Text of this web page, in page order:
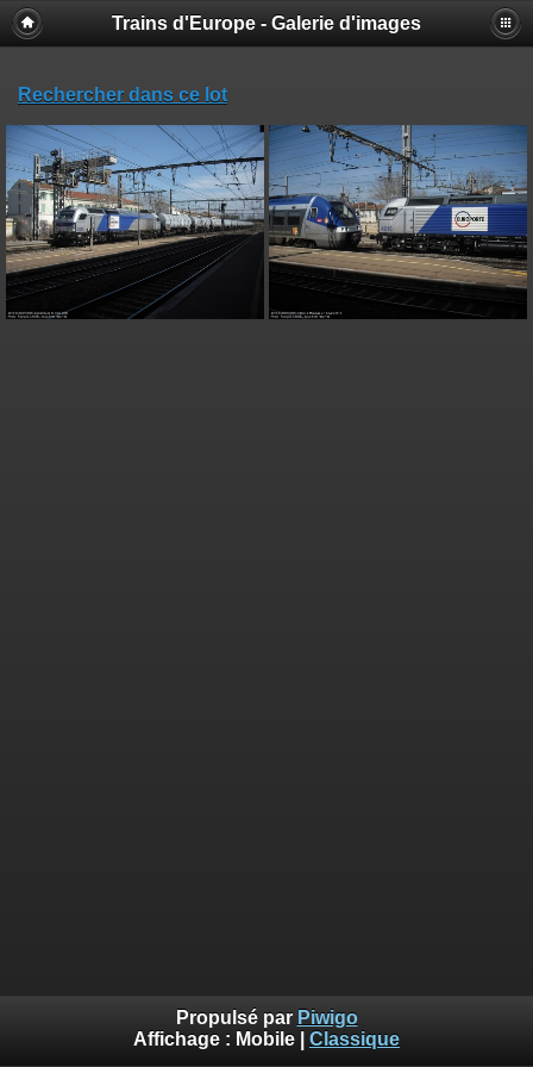
Trains d'Europe - Galerie d'images
Rechercher dans ce lot
Propulsé par Piwigo
Affichage : Mobile Classique